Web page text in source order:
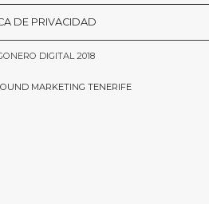
DE PRIVACIDAD
DIGITAL 2018
MARKETING TENERIFE